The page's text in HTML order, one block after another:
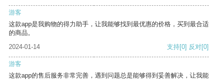
游客
这款app是我购物的得力助手，让我能够找到最优惠的价格，买到最合适
的商品。
2024-01-14
支持[0] 反对[0]
游客
这款app的售后服务非常完善，遇到问题总是能够得到妥善解决，让我能